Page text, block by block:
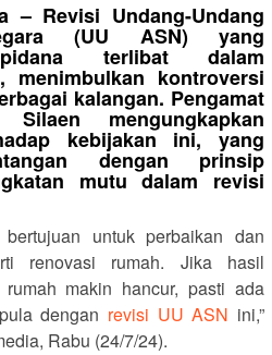
– Revisi Undang-Undang
(UU ASN) yang
terlibat dalam
menimbulkan kontroversi
kalangan. Pengamat
mengungkapkan
kebijakan ini, yang
dengan prinsip
mutu dalam revisi
untuk perbaikan dan
renovasi rumah. Jika hasil
makin hancur, pasti ada
dengan revisi UU ASN ini,”
Rabu (24/7/24).